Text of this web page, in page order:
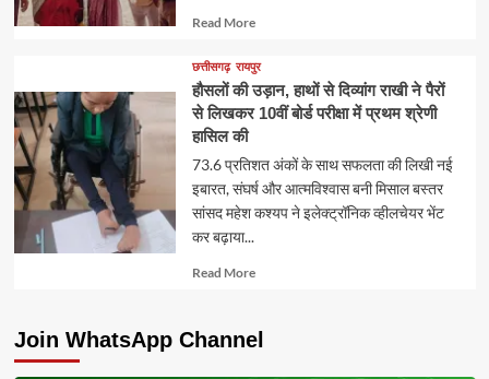
Read MoreRead
about
छत्तीसगढ़ रायपुर
हौसलों की उड़ान, हाथों से दिव्यांग राखी ने पैरों
से लिखकर 10वीं बोर्ड परीक्षा में प्रथम श्रेणी
हासिल की
73.6 प्रतिशत अंकों के साथ सफलता की लिखी नई
इबारत, संघर्ष और आत्मविश्वास बनी मिसाल बस्तर
सांसद महेश कश्यप ने इलेक्ट्रॉनिक व्हीलचेयर भेंट
कर बढ़ाया...
Read MoreRead
Join WhatsApp Channel